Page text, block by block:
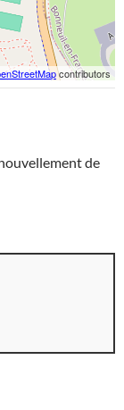
contributors
de